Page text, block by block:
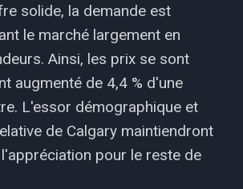
solide, la demande est
le marché largement en
Ainsi, les prix se sont
augmenté de 4,4 % d'une
L'essor démographique et
de Calgary maintiendront
pour le reste de